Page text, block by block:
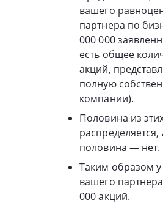
вашего
партнера по
000 000
есть общее
акций,
полную
компании).
Половина из
распределяется,
половина — нет.
Таким образом у
вашего
000 акций.